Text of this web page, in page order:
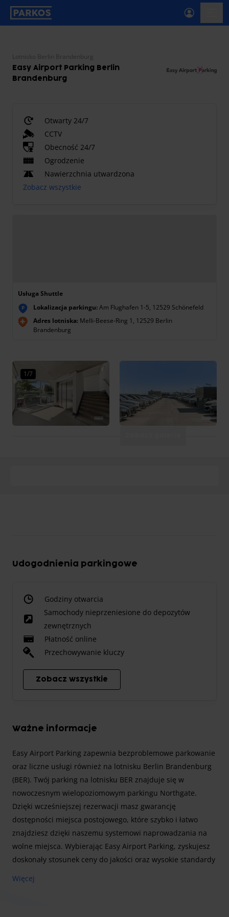
etykieta-nawigacji-głównej
Lotnisko Berlin Brandenburg
Easy Airport Parking Berlin
Brandenburg
Otwarty 24/7
CCTV
Obecność 24/7
Ogrodzenie
Nawierzchnia utwardzona
Zobacz wszystkie
Usługa Shuttle
P Lokalizacja parkingu:Am Flughafen 1-5, 12529 Schönefeld
Adres lotniska: Melli-Beese-Ring 1, 12529 Berlin
Brandenburg
1/7
Udogodnienia parkingowe
Godziny otwarcia
Samochody nieprzeniesione do depozytów
zewnętrznych
Płatność online
Przechowywanie kluczy
Zobacz wszystkie
Ważne informacje
Easy Airport Parking zapewnia bezproblemowe parkowanie
oraz liczne usługi również na lotnisku Berlin Brandenburg
(BER). Twój parking na lotnisku BER znajduje się w
nowoczesnym wielopoziomowym parkingu Northgate.
Dzięki wcześniejszej rezerwacji masz gwarancję
dostępności miejsca postojowego, które szybko i łatwo
znajdziesz dzięki naszemu systemowi naprowadzania na
wolne miejsca. Wybierając Easy Airport Parking, zyskujesz
doskonały stosunek ceny do jakości oraz wysokie standardy
wygodnie i odpłatnie naładować swój pojazd elektryczny na
Więcej